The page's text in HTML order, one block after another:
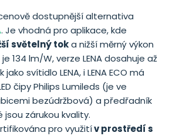
dostupnější alternativa
. Je vhodná pro aplikace, kde
světelný toka nižší měrný výkon
134 lm/W, verze LENA dosahuje až
jako svítidlo LENA, i LENA ECO má
čipy Philips Lumileds (je ve
bezúdržbová) a předřadník
jsou zárukou kvality.
pro využitív prostředí s